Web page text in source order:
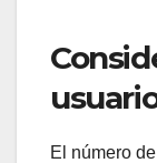
El número